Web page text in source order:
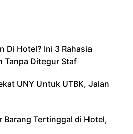
Di Hotel? Ini 3 Rahasia
Tanpa Ditegur Staf
UNY Untuk UTBK, Jalan
Barang Tertinggal di Hotel,